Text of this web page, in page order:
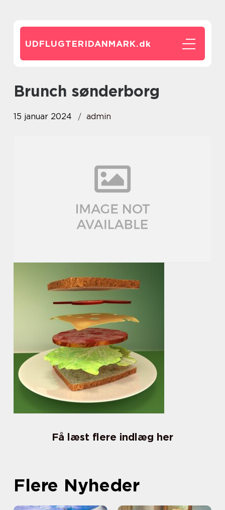
UDFLUGTERIDANMARK.dk
brunch sønderborg
15 januar 2024 admin
Få læst flere indlæg her
Flere Nyheder